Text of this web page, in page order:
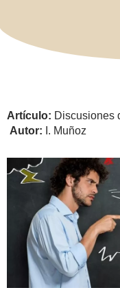
Artículo: Discusiones
Autor: I. Muñoz